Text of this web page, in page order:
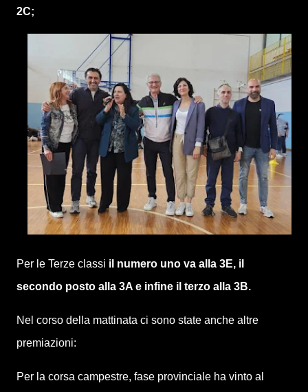
2C;
Per le Terze classi il numero uno va alla 3E, il
secondo posto alla 3A e infine il terzo alla 3B.
Nel corso della mattinata ci sono state anche altre
premiazioni:
Per la corsa campestre, fase provinciale ha vinto al